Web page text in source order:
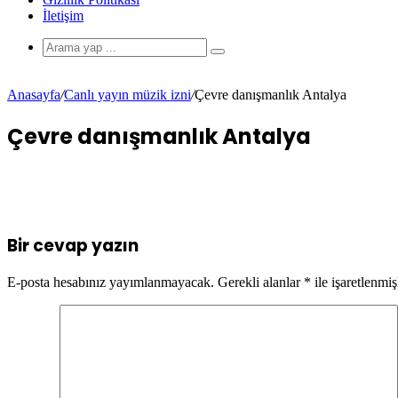
İletişim
Anasayfa/Canlı yayın müzik izni/Çevre danışmanlık Antalya
Çevre danışmanlık Antalya
Bir cevap yazın
E-posta hesabınız yayımlanmayacak. Gerekli alanlar * ile